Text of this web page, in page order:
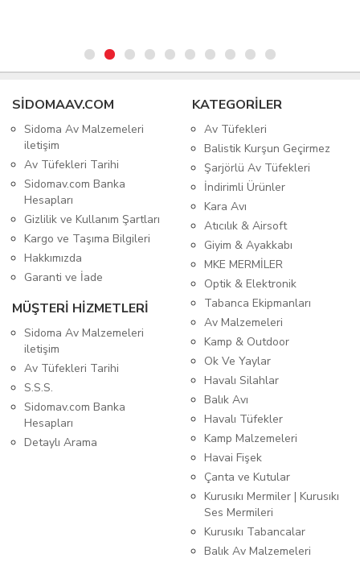
SIDOMAAV.COM
Sidoma Av Malzemeleri
iletişim
Av Tüfekleri Tarihi
Sidomav.com Banka
Hesapları
Gizlilik ve Kullanım Şartları
Kargo ve Taşıma Bilgileri
Hakkımızda
Garanti ve İade
MÜŞTERİ HİZMETLERİ
Sidoma Av Malzemeleri
iletişim
Av Tüfekleri Tarihi
S.S.S.
Sidomav.com Banka
Hesapları
Detaylı Arama
KATEGORİLER
Av Tüfekleri
Balistik Kurşun Geçirmez
Şarjörlü Av Tüfekleri
İndirimli Ürünler
Kara Avı
Atıcılık & Airsoft
Giyim & Ayakkabı
MKE MERMİLER
Optik & Elektronik
Tabanca Ekipmanları
Av Malzemeleri
Kamp & Outdoor
Ok Ve Yaylar
Havalı Silahlar
Balık Avı
Havalı Tüfekler
Kamp Malzemeleri
Havai Fişek
Çanta ve Kutular
Kurusıkı Mermiler | Kurusıkı
Ses Mermileri
Kurusıkı Tabancalar
Balık Av Malzemeleri